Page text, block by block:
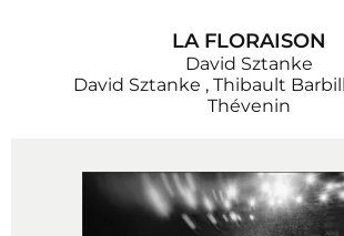
LA FLORAISON
David Sztanke
David Sztanke , Thibault
Thévenin